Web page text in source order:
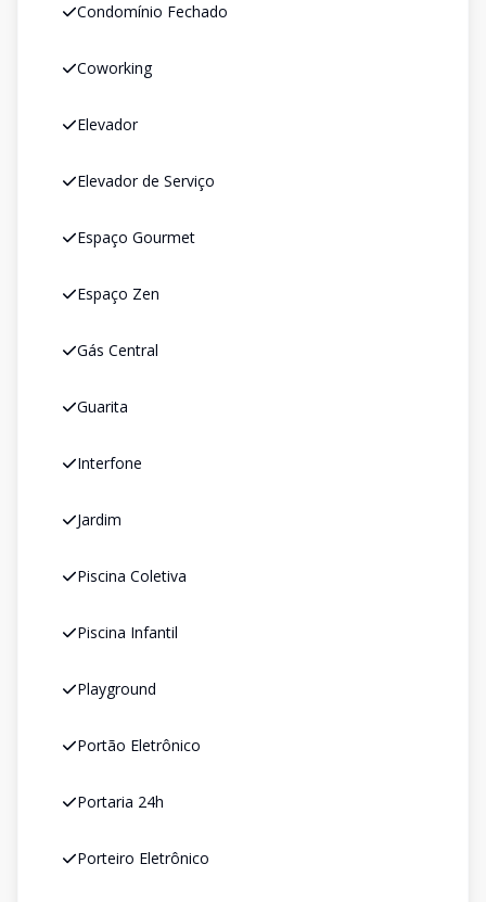
Condomínio Fechado
Coworking
Elevador
Elevador de Serviço
Espaço Gourmet
Espaço Zen
Gás Central
Guarita
Interfone
Jardim
Piscina Coletiva
Piscina Infantil
Playground
Portão Eletrônico
Portaria 24h
Porteiro Eletrônico